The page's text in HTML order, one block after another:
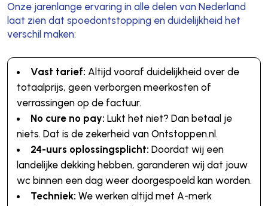
Onze jarenlange ervaring in alle delen van Nederland
laat zien dat spoedontstopping en duidelijkheid het
verschil maken:
Vast tarief: Altijd vooraf duidelijkheid over de
totaalprijs, geen verborgen meerkosten of
verrassingen op de factuur.
No cure no pay: Lukt het niet? Dan betaal je
niets. Dat is de zekerheid van Ontstoppen.nl.
24-uurs oplossingsplicht: Doordat wij een
landelijke dekking hebben, garanderen wij dat jouw
wc binnen een dag weer doorgespoeld kan worden.
Techniek: We werken altijd met A-merk